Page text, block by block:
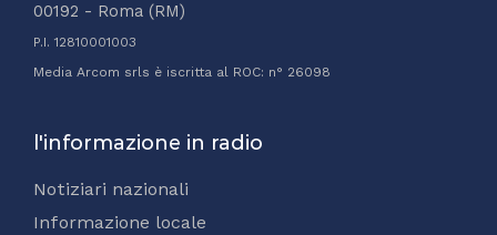
00192 - Roma (RM)
P.I. 12810001003
Media Arcom srls è iscritta al ROC: n° 26098
l'informazione in radio
Notiziari nazionali
Informazione locale